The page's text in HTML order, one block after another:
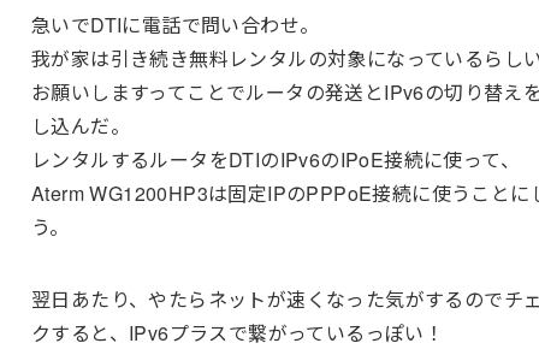
急いでDTIに電話で問い合わせ。
我が家は引き続き無料レンタルの対象になっているらし
お願いしますってことでルータの発送とIPv6の切り替え
し込んだ。
レンタルするルータをDTIのIPv6のIPoE接続に使って、
Aterm WG1200HP3は固定IPのPPPoE接続に使うことに
う。
翌日あたり、やたらネットが速くなった気がするのでチ
クすると、IPv6プラスで繋がっているっぽい！